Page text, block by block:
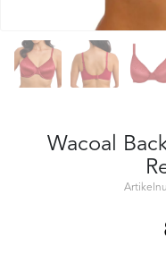
Wacoal